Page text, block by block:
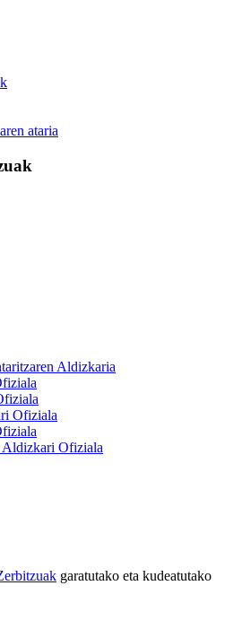
ataria
Aldizkaria
Ofiziala
Aldizkari Ofiziala
garatutako eta kudeatutako